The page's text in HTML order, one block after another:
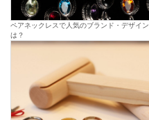
ペアネックレスで人気のブランド・デザイン
は？